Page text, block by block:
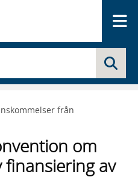
från
om
av